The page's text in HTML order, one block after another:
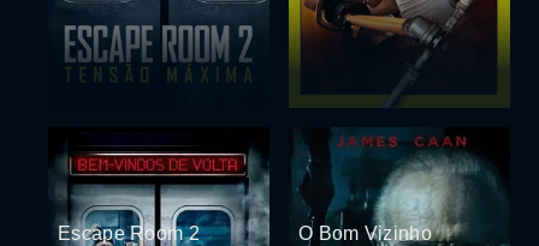
Escape Room 2 O Bom Vizinho